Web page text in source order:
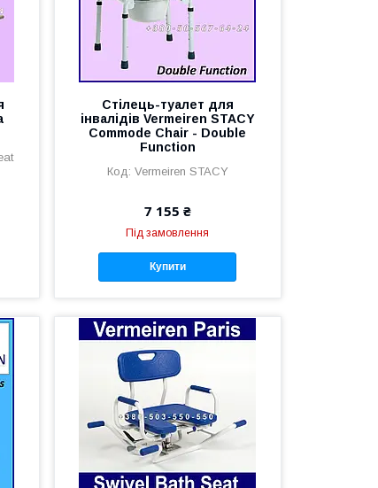
Стілець-туалет для
інвалідів Vermeiren STACY
Commode Chair - Double
Function
Vermeiren STACY
7 155 ₴
Під замовлення
Купити